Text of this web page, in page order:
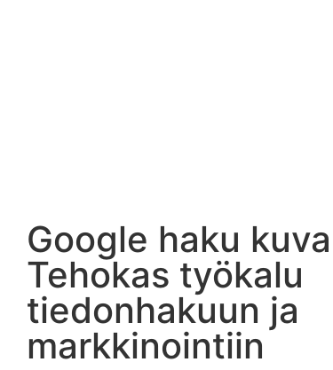
Google haku
Tehokas työkalu
tiedonhakuun ja
markkinointiin